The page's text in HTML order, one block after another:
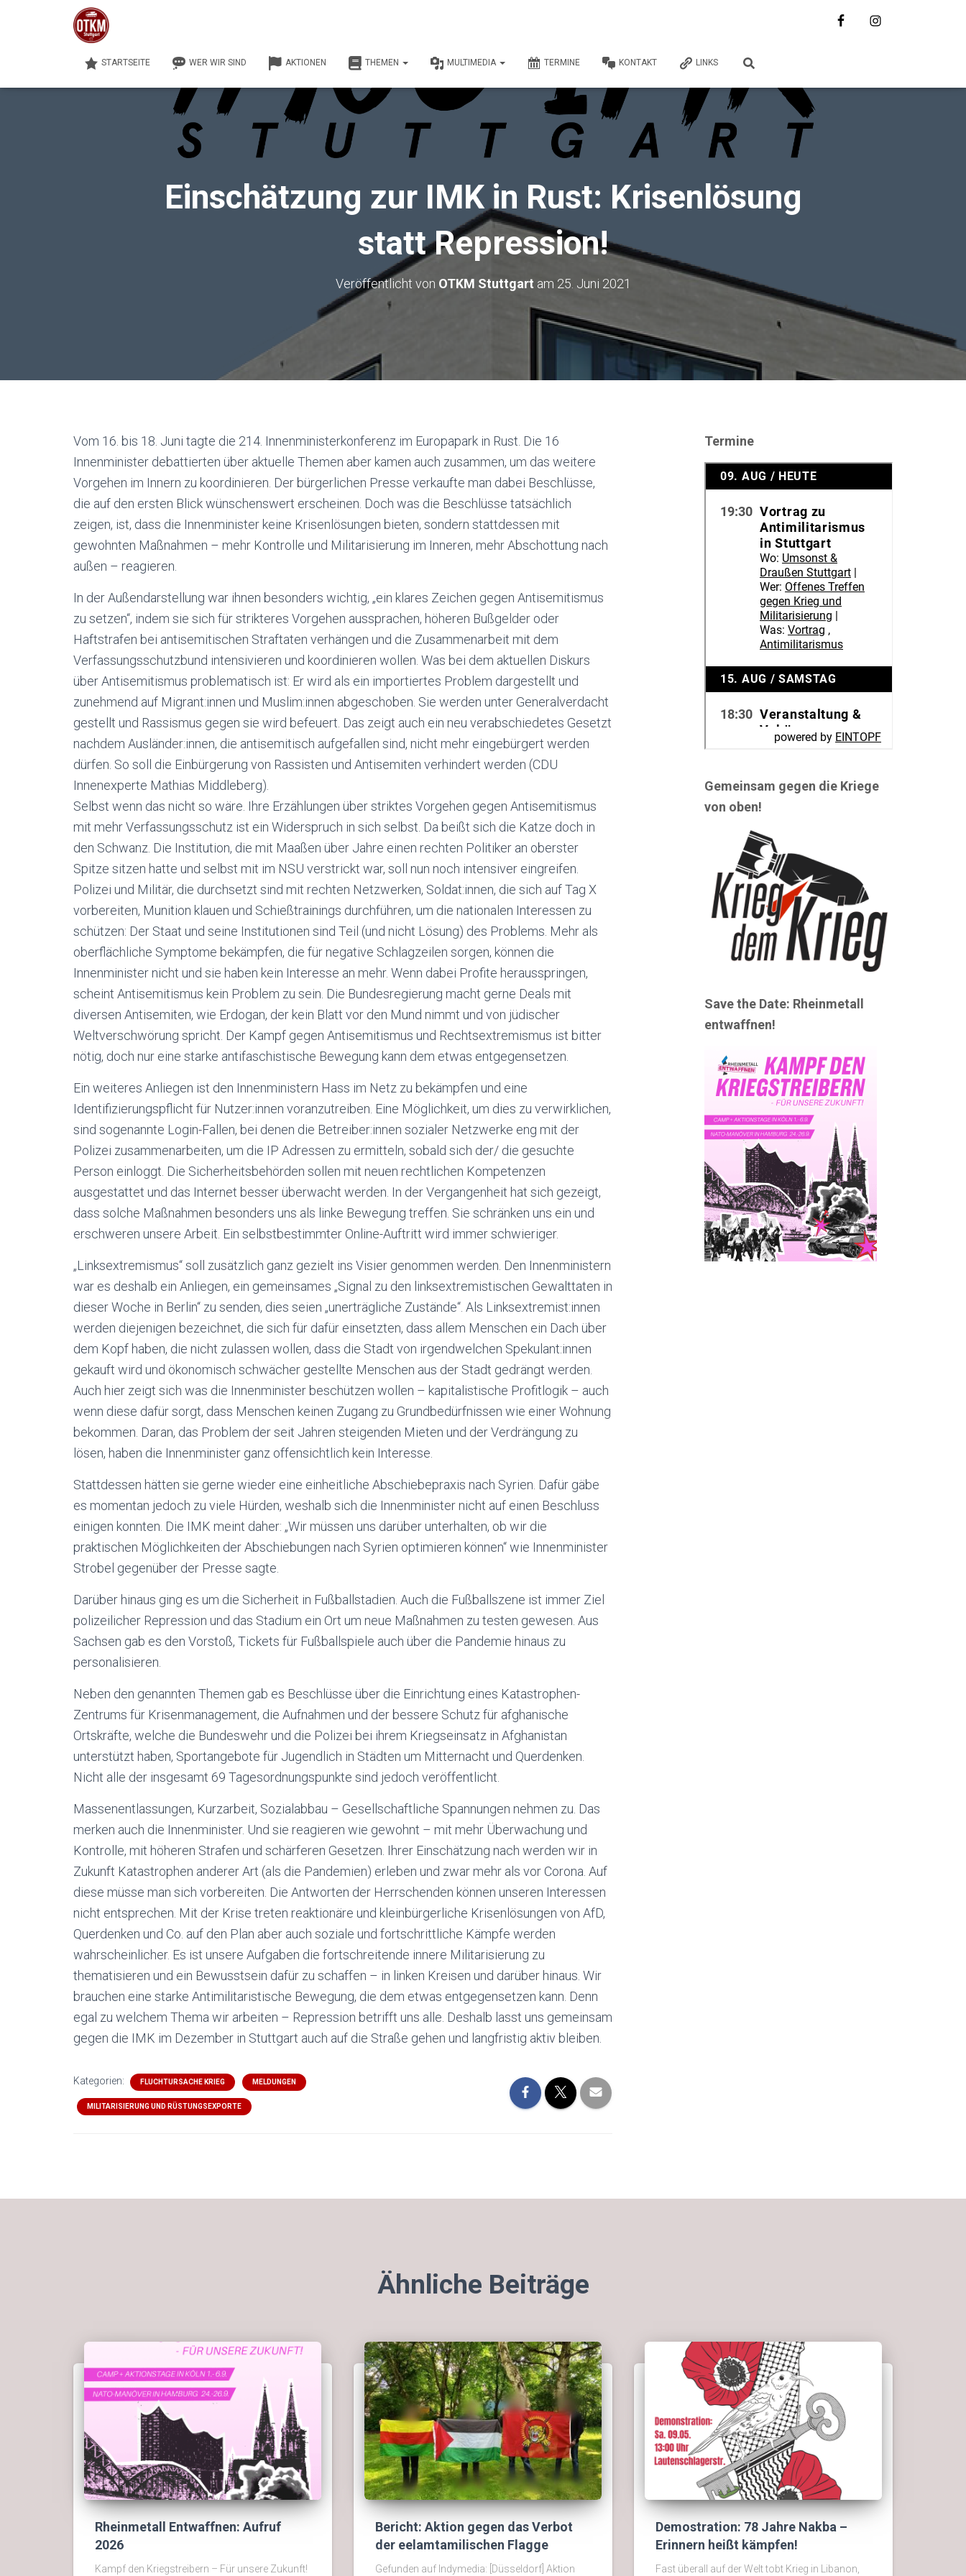
STARTSEITE WER WIR SIND AKTIONEN THEMEN MULTIMEDIA TERMINE KONTAKT LINKS
Einschätzung zur IMK in Rust: Krisenlösung
statt Repression!
Veröffentlicht von OTKM Stuttgart am 25. Juni 2021
Vom 16. bis 18. Juni tagte die 214. Innenministerkonferenz im Europapark in Rust. Die 16
Innenminister debattierten über aktuelle Themen aber kamen auch zusammen, um das weitere
Vorgehen im Innern zu koordinieren. Der bürgerlichen Presse verkaufte man dabei Beschlüsse,
die auf den ersten Blick wünschenswert erscheinen. Doch was die Beschlüsse tatsächlich
zeigen, ist, dass die Innenminister keine Krisenlösungen bieten, sondern stattdessen mit
gewohnten Maßnahmen – mehr Kontrolle und Militarisierung im Inneren, mehr Abschottung nach
außen – reagieren.
In der Außendarstellung war ihnen besonders wichtig, „ein klares Zeichen gegen Antisemitismus
zu setzen“, indem sie sich für strikteres Vorgehen aussprachen, höheren Bußgelder oder
Haftstrafen bei antisemitischen Straftaten verhängen und die Zusammenarbeit mit dem
Verfassungsschutzbund intensivieren und koordinieren wollen. Was bei dem aktuellen Diskurs
über Antisemitismus problematisch ist: Er wird als ein importiertes Problem dargestellt und
zunehmend auf Migrant:innen und Muslim:innen abgeschoben. Sie werden unter Generalverdacht
gestellt und Rassismus gegen sie wird befeuert. Das zeigt auch ein neu verabschiedetes Gesetzt
nachdem Ausländer:innen, die antisemitisch aufgefallen sind, nicht mehr eingebürgert werden
dürfen. So soll die Einbürgerung von Rassisten und Antisemiten verhindert werden (CDU
Innenexperte Mathias Middleberg).
Selbst wenn das nicht so wäre. Ihre Erzählungen über striktes Vorgehen gegen Antisemitismus
mit mehr Verfassungsschutz ist ein Widerspruch in sich selbst. Da beißt sich die Katze doch in
den Schwanz. Die Institution, die mit Maaßen über Jahre einen rechten Politiker an oberster
Spitze sitzen hatte und selbst mit im NSU verstrickt war, soll nun noch intensiver eingreifen.
Polizei und Militär, die durchsetzt sind mit rechten Netzwerken, Soldat:innen, die sich auf Tag X
vorbereiten, Munition klauen und Schießtrainings durchführen, um die nationalen Interessen zu
schützen: Der Staat und seine Institutionen sind Teil (und nicht Lösung) des Problems. Mehr als
oberflächliche Symptome bekämpfen, die für negative Schlagzeilen sorgen, können die
Innenminister nicht und sie haben kein Interesse an mehr. Wenn dabei Profite herausspringen,
scheint Antisemitismus kein Problem zu sein. Die Bundesregierung macht gerne Deals mit
diversen Antisemiten, wie Erdogan, der kein Blatt vor den Mund nimmt und von jüdischer
Weltverschwörung spricht. Der Kampf gegen Antisemitismus und Rechtsextremismus ist bitter
nötig, doch nur eine starke antifaschistische Bewegung kann dem etwas entgegensetzen.
Ein weiteres Anliegen ist den Innenministern Hass im Netz zu bekämpfen und eine
Identifizierungspflicht für Nutzer:innen voranzutreiben. Eine Möglichkeit, um dies zu verwirklichen,
sind sogenannte Login-Fallen, bei denen die Betreiber:innen sozialer Netzwerke eng mit der
Polizei zusammenarbeiten, um die IP Adressen zu ermitteln, sobald sich der/ die gesuchte
Person einloggt. Die Sicherheitsbehörden sollen mit neuen rechtlichen Kompetenzen
ausgestattet und das Internet besser überwacht werden. In der Vergangenheit hat sich gezeigt,
dass solche Maßnahmen besonders uns als linke Bewegung treffen. Sie schränken uns ein und
erschweren unsere Arbeit. Ein selbstbestimmter Online-Auftritt wird immer schwieriger.
„Linksextremismus“ soll zusätzlich ganz gezielt ins Visier genommen werden. Den Innenministern
war es deshalb ein Anliegen, ein gemeinsames „Signal zu den linksextremistischen Gewalttaten in
dieser Woche in Berlin“ zu senden, dies seien „unerträgliche Zustände“. Als Linksextremist:innen
werden diejenigen bezeichnet, die sich für dafür einsetzten, dass allem Menschen ein Dach über
dem Kopf haben, die nicht zulassen wollen, dass die Stadt von irgendwelchen Spekulant:innen
gekauft wird und ökonomisch schwächer gestellte Menschen aus der Stadt gedrängt werden.
Auch hier zeigt sich was die Innenminister beschützen wollen – kapitalistische Profitlogik – auch
wenn diese dafür sorgt, dass Menschen keinen Zugang zu Grundbedürfnissen wie einer Wohnung
bekommen. Daran, das Problem der seit Jahren steigenden Mieten und der Verdrängung zu
lösen, haben die Innenminister ganz offensichtlich kein Interesse.
Stattdessen hätten sie gerne wieder eine einheitliche Abschiebepraxis nach Syrien. Dafür gäbe
es momentan jedoch zu viele Hürden, weshalb sich die Innenminister nicht auf einen Beschluss
einigen konnten. Die IMK meint daher: „Wir müssen uns darüber unterhalten, ob wir die
praktischen Möglichkeiten der Abschiebungen nach Syrien optimieren können“ wie Innenminister
Strobel gegenüber der Presse sagte.
Darüber hinaus ging es um die Sicherheit in Fußballstadien. Auch die Fußballszene ist immer Ziel
polizeilicher Repression und das Stadium ein Ort um neue Maßnahmen zu testen gewesen. Aus
Sachsen gab es den Vorstoß, Tickets für Fußballspiele auch über die Pandemie hinaus zu
personalisieren.
Neben den genannten Themen gab es Beschlüsse über die Einrichtung eines Katastrophen-
Zentrums für Krisenmanagement, die Aufnahmen und der bessere Schutz für afghanische
Ortskräfte, welche die Bundeswehr und die Polizei bei ihrem Kriegseinsatz in Afghanistan
unterstützt haben, Sportangebote für Jugendlich in Städten um Mitternacht und Querdenken.
Nicht alle der insgesamt 69 Tagesordnungspunkte sind jedoch veröffentlicht.
Massenentlassungen, Kurzarbeit, Sozialabbau – Gesellschaftliche Spannungen nehmen zu. Das
merken auch die Innenminister. Und sie reagieren wie gewohnt – mit mehr Überwachung und
Kontrolle, mit höheren Strafen und schärferen Gesetzen. Ihrer Einschätzung nach werden wir in
Zukunft Katastrophen anderer Art (als die Pandemien) erleben und zwar mehr als vor Corona. Auf
diese müsse man sich vorbereiten. Die Antworten der Herrschenden können unseren Interessen
nicht entsprechen. Mit der Krise treten reaktionäre und kleinbürgerliche Krisenlösungen von AfD,
Querdenken und Co. auf den Plan aber auch soziale und fortschrittliche Kämpfe werden
wahrscheinlicher. Es ist unsere Aufgaben die fortschreitende innere Militarisierung zu
thematisieren und ein Bewusstsein dafür zu schaffen – in linken Kreisen und darüber hinaus. Wir
brauchen eine starke Antimilitaristische Bewegung, die dem etwas entgegensetzen kann. Denn
egal zu welchem Thema wir arbeiten – Repression betrifft uns alle. Deshalb lasst uns gemeinsam
gegen die IMK im Dezember in Stuttgart auch auf die Straße gehen und langfristig aktiv bleiben.
Kategorien: FLUCHTURSACHE KRIEG MELDUNGEN
MILITARISIERUNG UND RÜSTUNGSEXPORTE
Termine
Gemeinsam gegen die Kriege
von oben!
Save the Date: Rheinmetall
entwaffnen!
Ähnliche Beiträge
Rheinmetall Entwaffnen: Aufruf
2026
Kampf den Kriegstreibern – Für unsere Zukunft!
Bericht: Aktion gegen das Verbot
der eelamtamilischen Flagge
Gefunden auf Indymedia: [Düsseldorf] Aktion
Demostration: 78 Jahre Nakba –
Erinnern heißt kämpfen!
Fast überall auf der Welt tobt Krieg in Libanon,